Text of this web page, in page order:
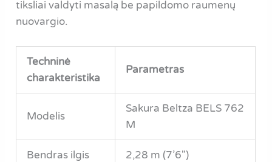
tiksliai valdyti masalą be papildomo raumenų
nuovargio.
Techninė
charakteristika
Parametras
Modelis
Sakura Beltza BELS 762
M
Bendras ilgis 2,28 m (7’6″)